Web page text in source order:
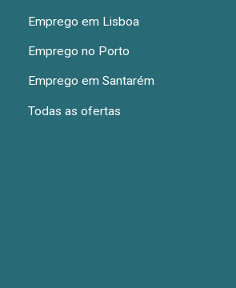
Emprego em Lisboa
Emprego no Porto
Emprego em Santarém
Todas as ofertas